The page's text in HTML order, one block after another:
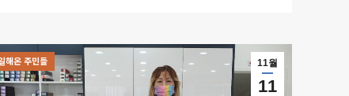
11월
11
해온 주민들